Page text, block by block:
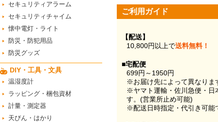
セキュリティアラーム
セキュリティチャイム
懐中電灯・ライト
防災・防犯用品
防災グッズ
DIY・工具・文具
温湿度計
ラッピング・梱包資材
計量・測定器
天びん・はかり
ご利用ガイド
【配送】
10,800円以上で送料無料！
■宅配便
699円～1950円
※お届け先によって異なりま
※ヤマト運輸・佐川急便・日
す。(営業所止め可能)
※配送日時指定・代引き可能